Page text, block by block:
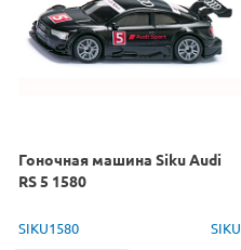
Гоночная машина Siku Audi
RS 5 1580
SIKU1580 SIKU